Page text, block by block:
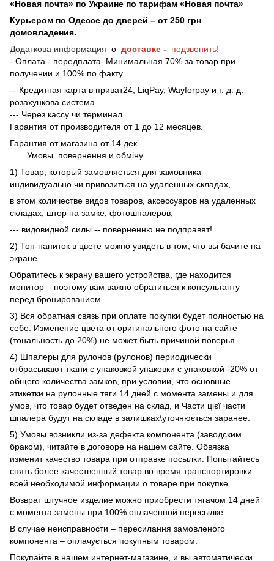
«Новая почта» по Украине по тарифам «Новая почта»
Курьером по Одессе до дверей – от 250 грн
домовладения.
Додаткова информация о доставке - подзвонить!
- Оплата - передплата. Минимальная 70% за товар при
получении и 100% по факту.
---Кредитная карта в приват24, LiqPay, Wayforpay и т. д. д.
розахункова система
--- Через кассу чи терминал.
Гарантия от производителя от 1 до 12 месяцев.
Гарантия от магазина от 14 дек.
Умовы повернення и обміну.
1) Товар, который замовляється для замовника
индивидуально чи привозиться на удаленных складах,
в этом количестве видов товаров, аксессуаров на удаленных
складах, штор на замке, фотошпалеров,
--- видовидной силы -- поверненню не подправят!
2) Тон-напиток в цвете можно увидеть в том, что вы бачите на
экране.
Обратитесь к экрану вашего устройства, где находится
монитор – поэтому вам важно обратиться к консультанту
перед бронированием.
3) Вся обратная связь при оплате покупки будет полностью на
себе. Изменение цвета от оригинального фото на сайте
(тональность до 20%) не может быть причиной поверья.
4) Шпалеры для рулонов (рулонов) периодически
отбрасывают ткани с упаковкой упаковки с упаковкой -20% от
общего количества замков, при условии, что основные
этикетки на рулонные тяги 14 дней с момента замены и для
умов, что товар будет отведен на склад, и Части цієї части
шпалера будут на складе в залишках\уточнюється заранее.
5) Умовы возникли из-за дефекта компонента (заводским
браком), читайте в договоре на нашем сайте. Обвязка
изменит качество товара при отправке посылки. Попытайтесь
снять более качественный товар во время транспортировки
всей необходимой информации о товаре при покупке.
Возврат штучное изделие можно приобрести тягачом 14 дней
с момента замены при 100% оплаченной пересылке.
В случае неисправности – пересилання замовленого
компонента – оплачується покупным товаром.
Покупайте в нашем интернет-магазине, и вы автоматически